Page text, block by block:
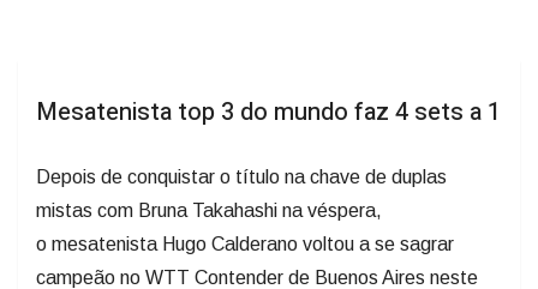
Mesatenista top 3 do mundo faz 4 sets a 1
Depois de conquistar o título na chave de duplas
mistas com Bruna Takahashi na véspera,
o mesatenista Hugo Calderano voltou a se sagrar
campeão no WTT Contender de Buenos Aires neste